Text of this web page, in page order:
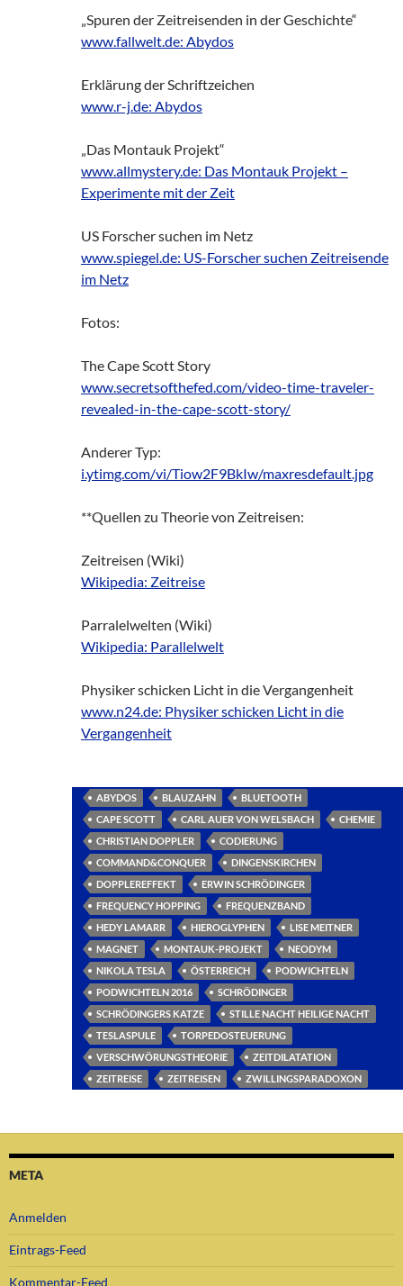
„Spuren der Zeitreisenden in der Geschichte“
www.fallwelt.de: Abydos
Erklärung der Schriftzeichen
www.r-j.de: Abydos
„Das Montauk Projekt“
www.allmystery.de: Das Montauk Projekt –
Experimente mit der Zeit
US Forscher suchen im Netz
www.spiegel.de: US-Forscher suchen Zeitreisende
im Netz
Fotos:
The Cape Scott Story
www.secretsofthefed.com/video-time-traveler-
revealed-in-the-cape-scott-story/
Anderer Typ:
i.ytimg.com/vi/Tiow2F9BkIw/maxresdefault.jpg
**Quellen zu Theorie von Zeitreisen:
Zeitreisen (Wiki)
Wikipedia: Zeitreise
Parralelwelten (Wiki)
Wikipedia: Parallelwelt
Physiker schicken Licht in die Vergangenheit
www.n24.de: Physiker schicken Licht in die
Vergangenheit
ABYDOS BLAUZAHN
BLUETOOTH
CAPE SCOTT
CARL AUER VON WELSBACH
CHEMIE
CHRISTIAN DOPPLER
CODIERUNG
COMMAND&CONQUER
DINGENSKIRCHEN
DOPPLEREFFEKT
ERWIN SCHRÖDINGER
FREQUENCY HOPPING
FREQUENZBAND
HEDY LAMARR
HIEROGLYPHEN
LISE MEITNER
MAGNET
MONTAUK-PROJEKT
NEODYM
NIKOLA TESLA
ÖSTERREICH
PODWICHTELN
PODWICHTELN 2016
SCHRÖDINGER
SCHRÖDINGERS KATZE
STILLE NACHT HEILIGE NACHT
TESLASPULE
TORPEDOSTEUERUNG
VERSCHWÖRUNGSTHEORIE
ZEITDILATATION
ZEITREISE
ZEITREISEN ZWILLINGSPARADOXON
META
Anmelden
Eintrags-Feed
Kommentar-Feed